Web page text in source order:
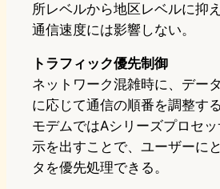
所レベルから地区レベルに抑
通信速度には影響しない。
トラフィック優先制御
ネットワーク混雑時に、デー
に応じて通信の順番を調整す
モデムではAシリーズプロセ
示を出すことで、ユーザーに
タを優先処理できる。